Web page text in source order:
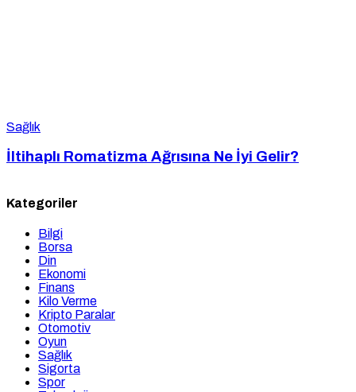
Sağlık
İltihaplı Romatizma Ağrısına Ne İyi Gelir?
Kategoriler
Bilgi
Borsa
Din
Ekonomi
Finans
Kilo Verme
Kripto Paralar
Otomotiv
Oyun
Sağlık
Sigorta
Spor